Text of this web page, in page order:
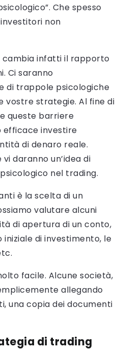
Che spesso
non
cambia infatti il rapporto
Ci saranno
di trappole psicologiche
vostre strategie. Al fine di
queste barriere
efficace investire
di denaro reale.
daranno un’idea di
nel trading.
è la scelta di un
valutare alcuni
di apertura di un conto,
iniziale di investimento, le
facile. Alcune società,
allegando
una copia dei documenti
di trading